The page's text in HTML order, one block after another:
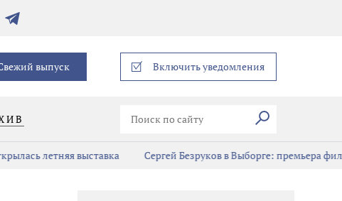
Телеграм
выпуск Включить уведомления
Искать
летняя выставка Сергей Безруков в Выборге: премьера